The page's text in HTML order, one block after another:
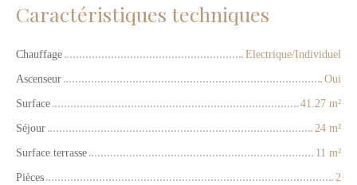
Caractéristiques techniques
Chauffage
Electrique/Individuel
Ascenseur
Oui
Surface
41.27 m²
Séjour
24 m²
Surface terrasse
11 m²
Pièces
2